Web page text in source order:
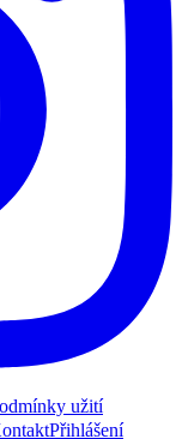
užití
Přihlášení